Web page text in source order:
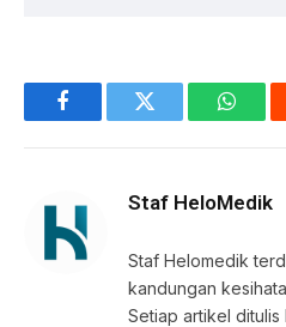
FacebookTwitter
Staf HeloMedik
Staf Helomedik
kandungan
Setiap artikel